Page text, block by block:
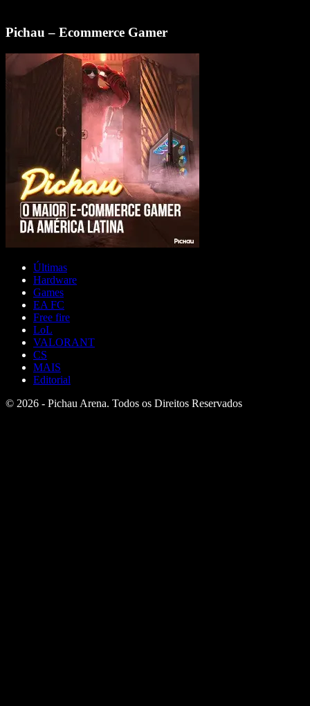
Pichau – Ecommerce Gamer
Últimas
Hardware
Games
EA FC
Free fire
LoL
VALORANT
CS
MAIS
Editorial
© 2026 - Pichau Arena. Todos os Direitos Reservados